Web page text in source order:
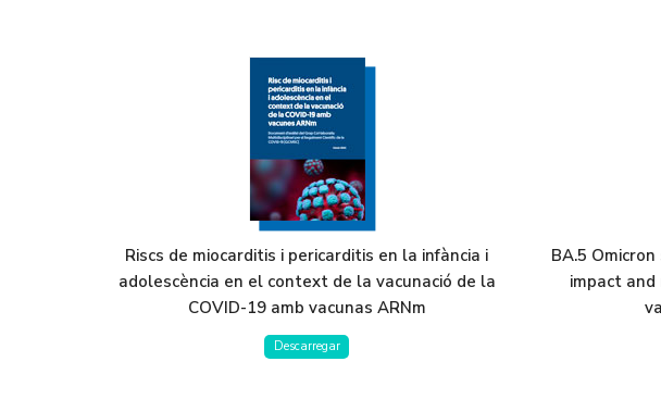
Riscs de miocarditis i pericarditis en la infància i
adolescència en el context de la vacunació de la
COVID-19 amb vacunas ARNm
Descarregar
BA.5
impact